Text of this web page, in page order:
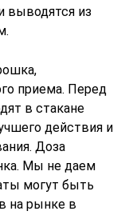
выводятся из
приема. Перед
в стакане
действия и
Доза
Мы не даем
могут быть
на рынке в